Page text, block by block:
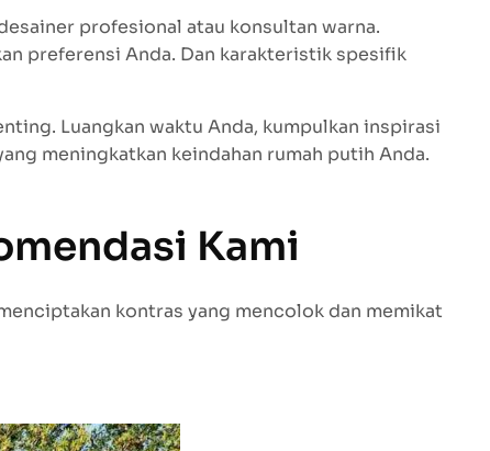
profesional atau konsultan warna.
preferensi Anda. Dan karakteristik spesifik
Luangkan waktu Anda, kumpulkan inspirasi
meningkatkan keindahan rumah putih Anda.
Kami
kontras yang mencolok dan memikat